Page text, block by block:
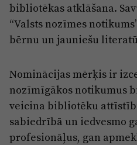
bibliotēkas atklāšana.
“Valsts nozīmes
bērnu un jauniešu
Nominācijas mērķis ir
nozīmīgākos notikumus
veicina bibliotēku
sabiedrībā un iedvesmo
profesionāļus, gan